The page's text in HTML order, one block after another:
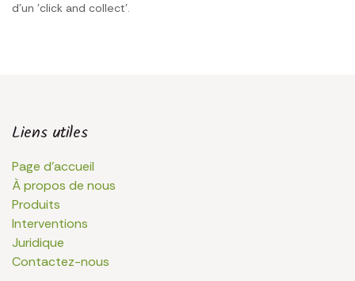
d'un 'click and collect'.
Liens utiles
Page d'accueil
À propos de nous
Produits
Interventions
Juridique
Contactez-nous